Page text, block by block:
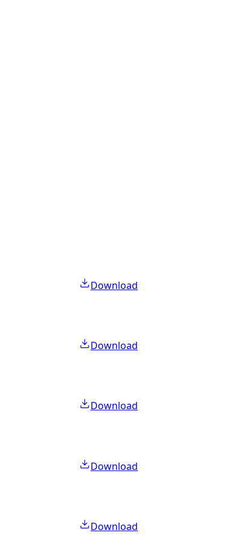
Download
Download
Download
Download
Download